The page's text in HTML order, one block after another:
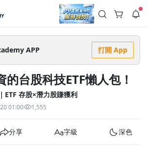
註冊領取 上千元優惠券！
公告
津貼．冷氣房升級｜期間快閃活動
🚀 酷暑來襲．偷偷在冷氣房升級 📈⭐️ 【冷氣房
】◾單筆滿 NT$2,500 現折 NT$300◾活動期間：
（只有一週）-📣 酷暑季好康 \ 再加碼 /→ 點數回饋
任一課程 or 訂閱✅ 消費即享回饋 1% 點數✅ 滿
點數🎁 此為 PPA 官方帳號 Line@ 專屬活動，加
查看全部
APP 打開 App
的台股科技ETF懶人包！
ETF 存股×潛力股賺獲利
01:00 1,555
分享 字級 深色
--:--
1.0x
播放速度
表 播放清單
返回播放器